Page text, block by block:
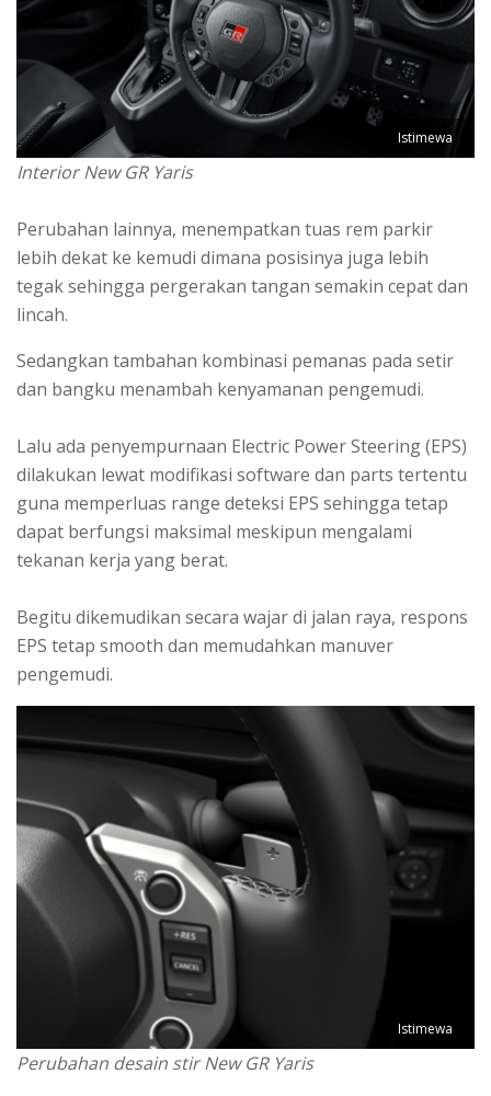
Istimewa
Interior New GR Yaris
Perubahan lainnya, menempatkan tuas rem parkir
lebih dekat ke kemudi dimana posisinya juga lebih
tegak sehingga pergerakan tangan semakin cepat dan
lincah.
Sedangkan tambahan kombinasi pemanas pada setir
dan bangku menambah kenyamanan pengemudi.
Lalu ada penyempurnaan Electric Power Steering (EPS)
dilakukan lewat modifikasi software dan parts tertentu
guna memperluas range deteksi EPS sehingga tetap
dapat berfungsi maksimal meskipun mengalami
tekanan kerja yang berat.
Begitu dikemudikan secara wajar di jalan raya, respons
EPS tetap smooth dan memudahkan manuver
pengemudi.
Istimewa
Perubahan desain stir New GR Yaris